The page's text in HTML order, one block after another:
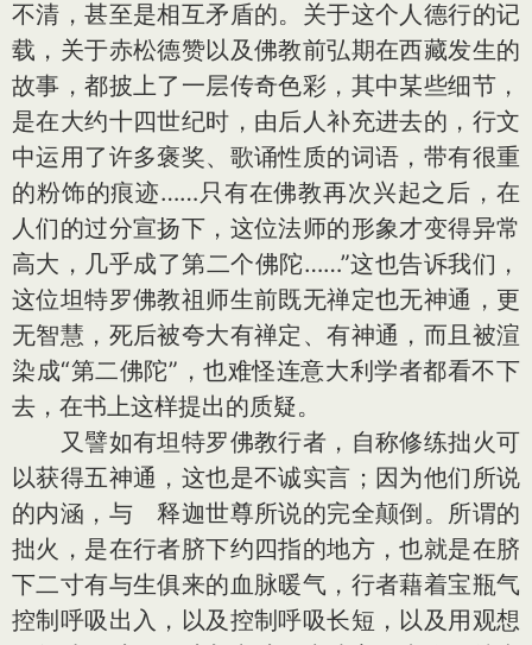
不清，甚至是相互矛盾的。关于这个人德行的记
载，关于赤松德赞以及佛教前弘期在西藏发生的
故事，都披上了一层传奇色彩，其中某些细节，
是在大约十四世纪时，由后人补充进去的，行文
中运用了许多褒奖、歌诵性质的词语，带有很重
的粉饰的痕迹……只有在佛教再次兴起之后，在
人们的过分宣扬下，这位法师的形象才变得异常
高大，几乎成了第二个佛陀……”这也告诉我们，
这位坦特罗佛教祖师生前既无禅定也无神通，更
无智慧，死后被夸大有禅定、有神通，而且被渲
染成“第二佛陀”，也难怪连意大利学者都看不下
去，在书上这样提出的质疑。
又譬如有坦特罗佛教行者，自称修练拙火可
以获得五神通，这也是不诚实言；因为他们所说
的内涵，与 释迦世尊所说的完全颠倒。所谓的
拙火，是在行者脐下约四指的地方，也就是在脐
下二寸有与生俱来的血脉暖气，行者藉着宝瓶气
控制呼吸出入，以及控制呼吸长短，以及用观想